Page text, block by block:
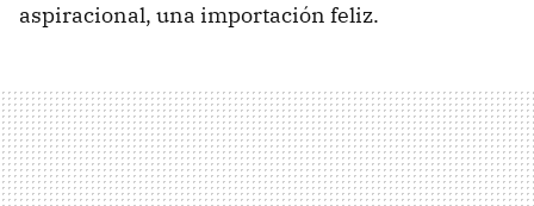
aspiracional, una importación feliz.